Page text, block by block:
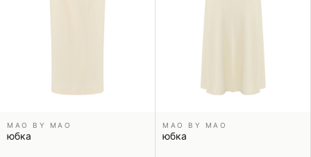
MAO BY MAO
юбка
MAO BY MAO
юбка